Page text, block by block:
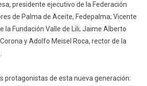
presidente ejecutivo de la Federación
de Palma de Aceite, Fedepalma; Vicente
la Fundación Valle de Lili; Jaime Alberto
y Adolfo Meisel Roca, rector de la
protagonistas de esta nueva generación: